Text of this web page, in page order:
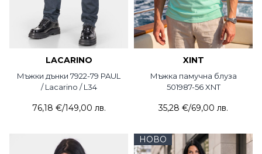
LACARINO
Мъжки дънки 7922-79 PAUL
/ Lacarino / L34
76,18 €/149,00 лв.
XINT
Мъжка памучна блуза
501987-56 XNT
35,28 €/69,00 лв.
НОВО